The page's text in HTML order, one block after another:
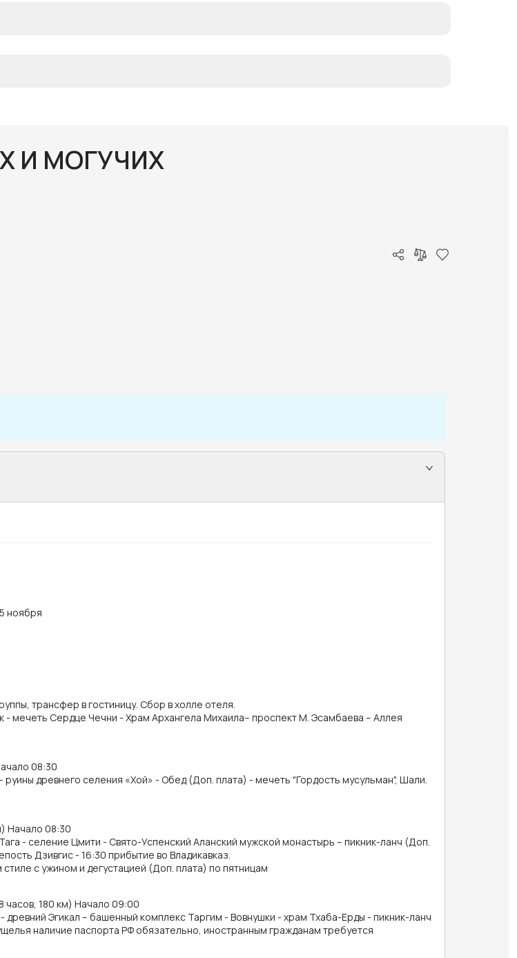
И МОГУЧИХ
ноября
трансфер в гостиницу. Сбор в холле отеля.
мечеть Сердце Чечни - Храм Архангела Михаила– проспект М. Эсамбаева – Аллея
08:30
древнего селения «Хой» - Обед (Доп. плата) - мечеть "Гордость мусульман", Шали.
Начало 08:30
- селение Цмити - Свято-Успенский Аланский мужской монастырь – пикник-ланч (Доп.
Дзивгис - 16:30 прибытие во Владикавказ.
с ужином и дегустацией (Доп. плата) по пятницам
часов, 180 км) Начало 09:00
Эгикал – башенный комплекс Таргим - Вовнушки - храм Тхаба-Ерды - пикник-ланч
наличие паспорта РФ обязательно, иностранным гражданам требуется